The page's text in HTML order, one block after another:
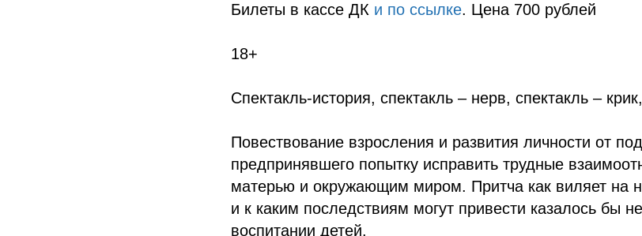
Билеты в кассе ДК и по ссылке. Цена 700 рублей
18+
Спектакль-история, спектакль – нерв, спектакль –
Повествование взросления и развития личности от
предпринявшего попытку исправить трудные
матерью и окружающим миром. Притча как виляет на
и к каким последствиям могут привести казалось бы
воспитании детей.